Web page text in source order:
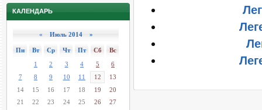
КАЛЕНДАРЬ
« Июль 2014 »
Пн Вт Ср Чт Пт Сб
Вс
1
2 3 4 5
6
7
8 9 10 11 12
13
14
15 16 17 18 19
20
21
22 23 24 25 26
27